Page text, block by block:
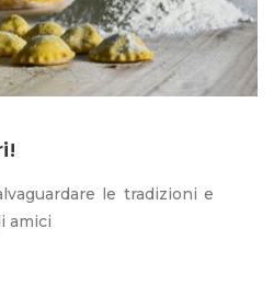
le tradizioni e
amici